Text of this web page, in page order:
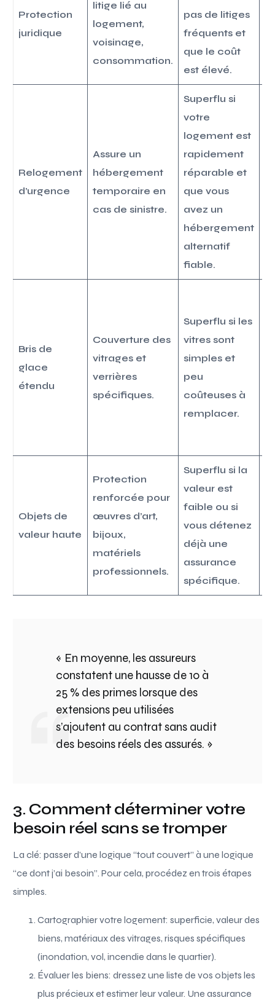
Protection
juridique
litige lié au
logement,
voisinage,
consommation.
pas de litiges
fréquents et
que le coût
est élevé.
Relogement
d’urgence
Assure un
hébergement
temporaire en
cas de sinistre.
Superflu si
votre
logement est
rapidement
réparable et
que vous
avez un
hébergement
alternatif
fiable.
Bris de
glace
étendu
Couverture des
vitrages et
verrières
spécifiques.
Superflu si les
vitres sont
simples et
peu
coûteuses à
remplacer.
Objets de
valeur haute
Protection
renforcée pour
œuvres d’art,
bijoux,
matériels
professionnels.
Superflu si la
valeur est
faible ou si
vous détenez
déjà une
assurance
spécifique.
« En moyenne, les assureurs
constatent une hausse de 10 à
25 % des primes lorsque des
extensions peu utilisées
s’ajoutent au contrat sans audit
des besoins réels des assurés. »
3. Comment déterminer votre
besoin réel sans se tromper
La clé: passer d’une logique “tout couvert” à une logique
“ce dont j’ai besoin”. Pour cela, procédez en trois étapes
simples.
Cartographier votre logement: superficie, valeur des
biens, matériaux des vitrages, risques spécifiques
(inondation, vol, incendie dans le quartier).
Évaluer les biens: dressez une liste de vos objets les
plus précieux et estimer leur valeur. Une assurance